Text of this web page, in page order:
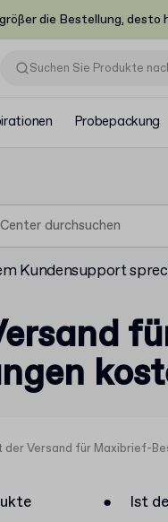
die Bestellung, desto
Probepackung
Kundensupport
der Versand für Maxibrief-
●
Ist